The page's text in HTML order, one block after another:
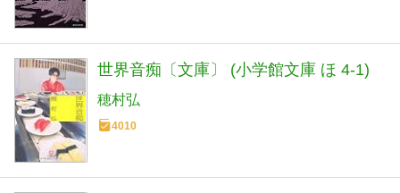
世界音痴〔文庫〕 (小学館文庫 ほ 4-1)
穂村弘
4010